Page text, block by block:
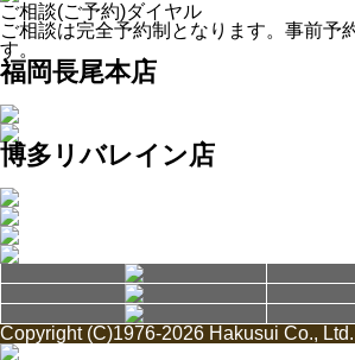
ご相談(ご予約)ダイヤル
ご相談は完全予約制となります。事前予
す。
福岡長尾本店
博多リバレイン店
Copyright (C)1976-2026 Hakusui Co.,